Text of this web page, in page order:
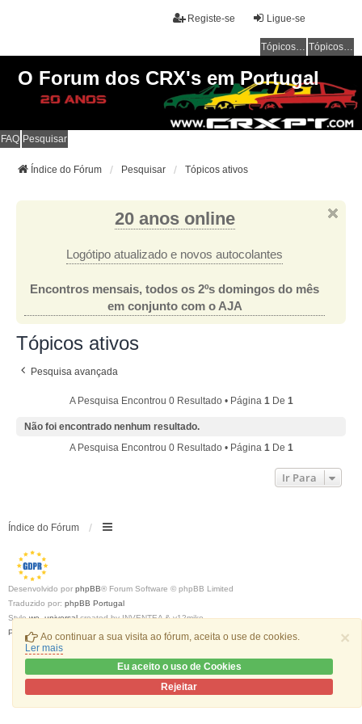
×
Ao continuar a sua visita ao fórum, aceita o use de cookies.
Ler mais
Eu aceito o uso de Cookies
Rejeitar
Ligue-se
Registe-se
Tópicos sem resposta Tópicos ativos
O Forum dos CRX's em Portugal
FAQ Pesquisar
Índice do Fórum Pesquisar Tópicos ativos
20 anos online
Logótipo atualizado e novos autocolantes
Encontros mensais, todos os 2ºs domingos do mês
em conjunto com o AJA
Tópicos ativos
Pesquisa avançada
A Pesquisa Encontrou 0 Resultado • Página 1De 1
Não foi encontrado nenhum resultado.
A Pesquisa Encontrou 0 Resultado • Página 1De 1
Ir Para
Índice do Fórum
Desenvolvido por phpBB® Forum Software © phpBB Limited
Traduzido por: phpBB Portugal
Stylewe_universalcreated by INVENTEA & v12mike
Privacidade
Termos